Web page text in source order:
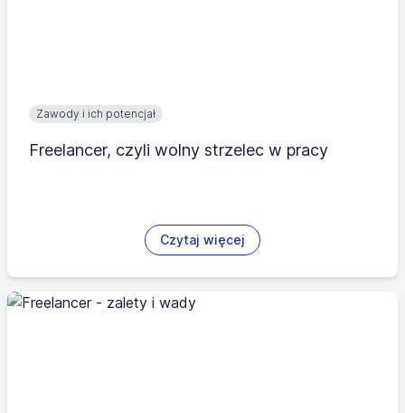
Zawody i ich potencjał
Freelancer, czyli wolny strzelec w pracy
Czytaj więcej